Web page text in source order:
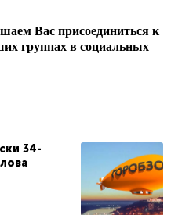
Вас присоединиться к
группах в социальных
34-